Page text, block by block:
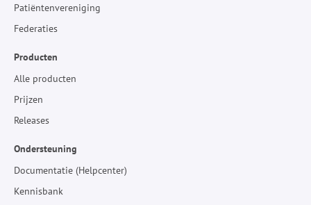
Patiëntenvereniging
Federaties
Producten
Alle producten
Prijzen
Releases
Ondersteuning
Documentatie (Helpcenter)
Kennisbank